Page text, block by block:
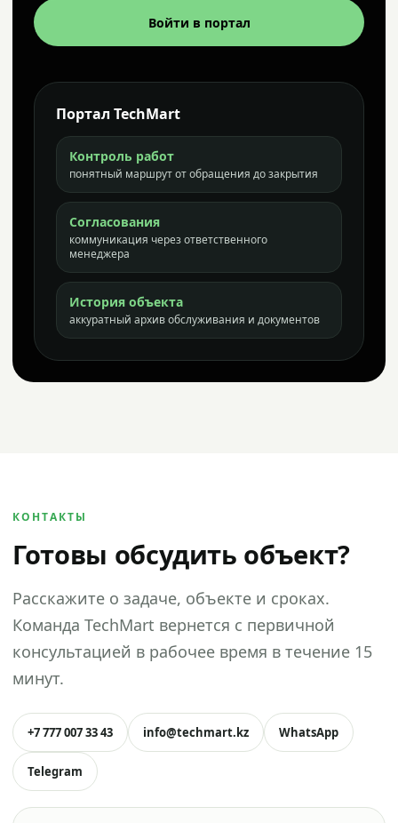
Войти в портал
Портал TechMart
Контроль работ
понятный маршрут от обращения до закрытия
Согласования
коммуникация через ответственного
менеджера
История объекта
аккуратный архив обслуживания и документов
КОНТАКТЫ
Готовы обсудить объект?
Расскажите о задаче, объекте и сроках.
Команда TechMart вернется с первичной
консультацией в рабочее время в течение 15
минут.
+7 777 007 33 43 info@techmart.kz WhatsApp
Telegram